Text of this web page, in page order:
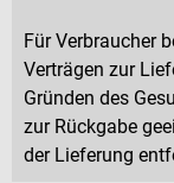
Für Verbraucher
Verträgen zur
Gründen des
zur Rückgabe
der Lieferung